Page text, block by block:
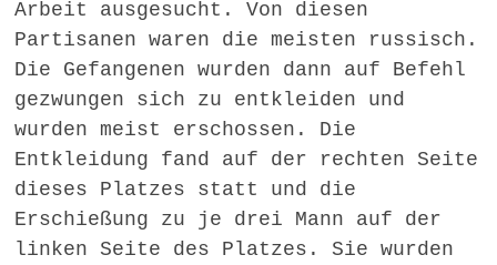
Arbeit ausgesucht. Von diesen
Partisanen waren die meisten russisch.
Die Gefangenen wurden dann auf Befehl
gezwungen sich zu entkleiden und
wurden meist erschossen. Die
Entkleidung fand auf der rechten Seite
dieses Platzes statt und die
Erschießung zu je drei Mann auf der
linken Seite des Platzes. Sie wurden